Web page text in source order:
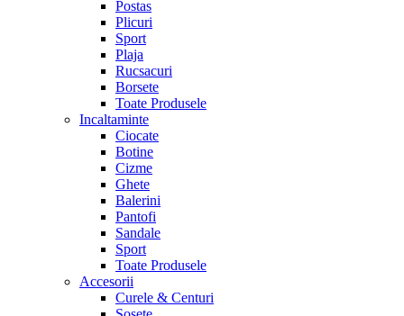
Postas
Plicuri
Sport
Plaja
Rucsacuri
Borsete
Toate Produsele
Incaltaminte
Ciocate
Botine
Cizme
Ghete
Balerini
Pantofi
Sandale
Sport
Toate Produsele
Accesorii
Curele & Centuri